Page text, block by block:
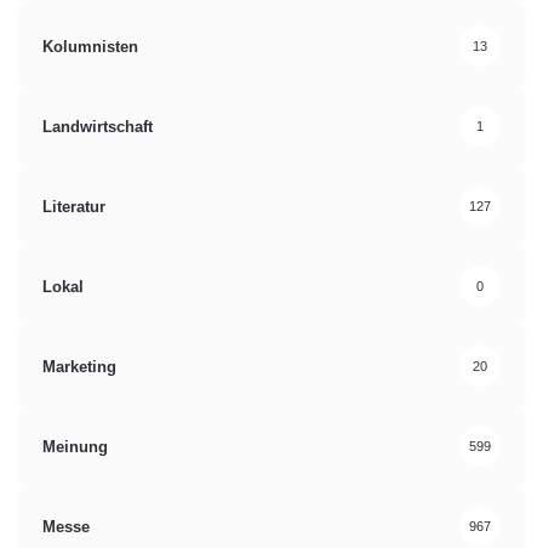
Kolumnisten 13
Landwirtschaft 1
Literatur 127
Lokal 0
Marketing 20
Meinung 599
Messe 967